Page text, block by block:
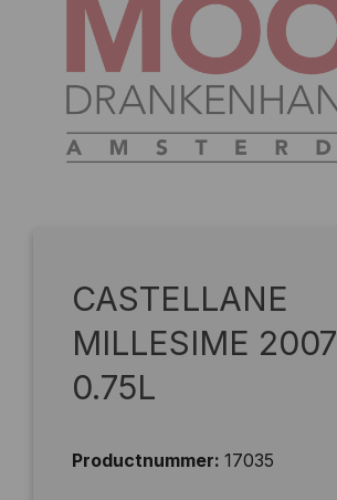
CASTELLANE
MILLESIME 2007
0.75L
Productnummer: 17035